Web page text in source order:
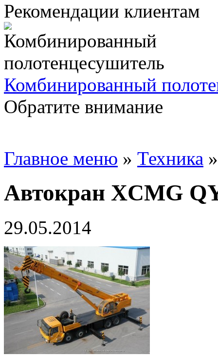
Рекомендации клиентам
Комбинированный
Обратите внимание
Главное меню » Техника
Автокран XCMG
29.05.2014